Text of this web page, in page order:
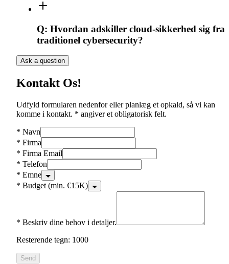
Q: Hvordan adskiller cloud-sikkerhed sig fra
traditionel cybersecurity?
Ask a question
Kontakt Os!
Udfyld formularen nedenfor eller planlæg et opkald, så vi kan
komme i kontakt. * angiver et obligatorisk felt.
* Navn
* Firma
* Firma Email
* Telefon
* Emne
* Budget (min. €15K)
* Beskriv dine behov i detaljer.
Resterende tegn: 1000
Send